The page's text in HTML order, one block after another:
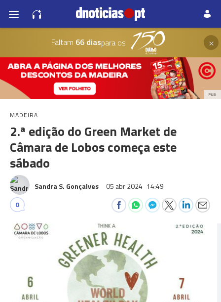
Faltam 66 diaspara os ×
PUB
MADEIRA
2.ª edição do Green Market de
Câmara de Lobos começa este
sábado
Sandra S. Gonçalves 05 abr 2024 14:49
0